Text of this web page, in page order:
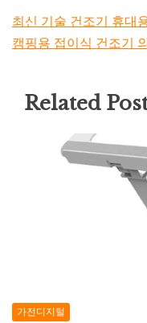
최신 기술 건조기 휴대
캠핑용 접이식 건조기
Related
가전디지털